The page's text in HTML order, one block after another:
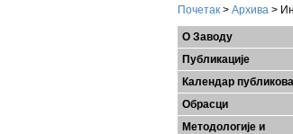
Почетак > Архива >
О Заводу
Публикације
Календар
Обрасци
Методологије и